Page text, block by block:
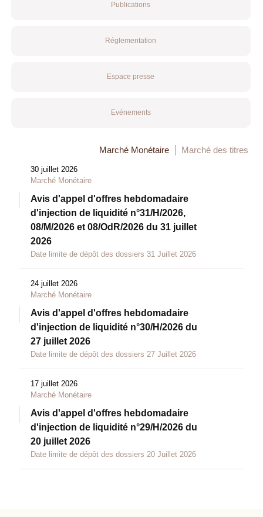
Publications
Réglementation
Espace presse
Evénements
Marché Monétaire Marché des titres
30 juillet 2026
Marché Monétaire
Avis d'appel d'offres hebdomadaire
d'injection de liquidité n°31/H/2026,
08/M/2026 et 08/OdR/2026 du 31 juillet
2026
Date limite de dépôt des dossiers 31 Juillet 2026
24 juillet 2026
Marché Monétaire
Avis d'appel d'offres hebdomadaire
d'injection de liquidité n°30/H/2026 du
27 juillet 2026
Date limite de dépôt des dossiers 27 Juillet 2026
17 juillet 2026
Marché Monétaire
Avis d'appel d'offres hebdomadaire
d'injection de liquidité n°29/H/2026 du
20 juillet 2026
Date limite de dépôt des dossiers 20 Juillet 2026